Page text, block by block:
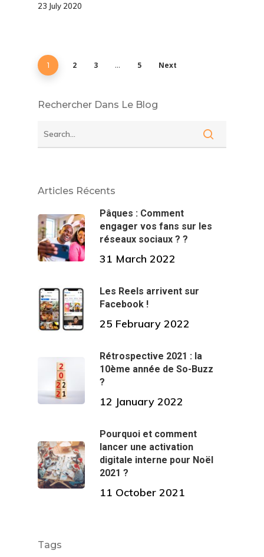
23 July 2020
1 2 3 … 5 Next
Rechercher Dans Le Blog
Articles Récents
Pâques : Comment
engager vos fans sur les
réseaux sociaux ? ?
31 March 2022
Les Reels arrivent sur
Facebook !
25 February 2022
Rétrospective 2021 : la
10ème année de So-Buzz
?
12 January 2022
Pourquoi et comment
lancer une activation
digitale interne pour Noël
2021 ?
11 October 2021
Tags